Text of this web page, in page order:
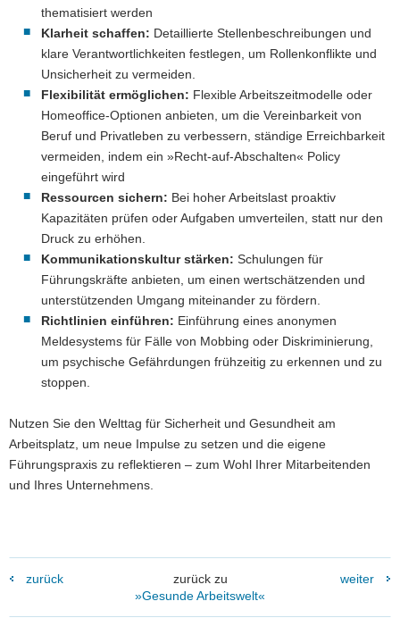
thematisiert werden
Klarheit schaffen: Detaillierte Stellenbeschreibungen und
klare Verantwortlichkeiten festlegen, um Rollenkonflikte und
Unsicherheit zu vermeiden.
Flexibilität ermöglichen: Flexible Arbeitszeitmodelle oder
Homeoffice-Optionen anbieten, um die Vereinbarkeit von
Beruf und Privatleben zu verbessern, ständige Erreichbarkeit
vermeiden, indem ein »Recht-auf-Abschalten« Policy
eingeführt wird
Ressourcen sichern: Bei hoher Arbeitslast proaktiv
Kapazitäten prüfen oder Aufgaben umverteilen, statt nur den
Druck zu erhöhen.
Kommunikationskultur stärken: Schulungen für
Führungskräfte anbieten, um einen wertschätzenden und
unterstützenden Umgang miteinander zu fördern.
Richtlinien einführen: Einführung eines anonymen
Meldesystems für Fälle von Mobbing oder Diskriminierung,
um psychische Gefährdungen frühzeitig zu erkennen und zu
stoppen.
Nutzen Sie den Welttag für Sicherheit und Gesundheit am
Arbeitsplatz, um neue Impulse zu setzen und die eigene
Führungspraxis zu reflektieren – zum Wohl Ihrer Mitarbeitenden
und Ihres Unternehmens.
zurück
zurück zu
»Gesunde Arbeitswelt«
weiter